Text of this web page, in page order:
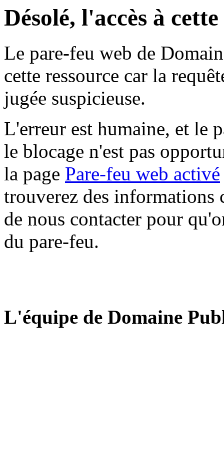
Désolé, l'accès à
Le pare-feu web de
cette ressource car la
jugée suspicieuse.
L'erreur est humaine, et le
le blocage n'est pas
la page Pare-feu web activé
trouverez des informations
de nous contacter pour
du pare-feu.
L'équipe de Domaine